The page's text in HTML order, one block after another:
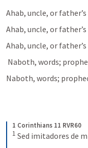
Ahab, uncle, or
Ahab, uncle, or
Ahab, uncle, or
Naboth, words;
Naboth, words;
1 Corinthians 11 RVR60
1 Sed imitadores de